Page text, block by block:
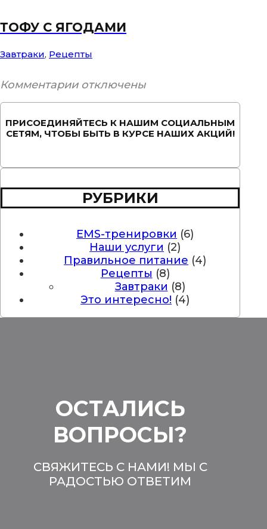
ТОФУ С ЯГОДАМИ
Завтраки, Рецепты
Комментарии отключены
ПРИСОЕДИНЯЙТЕСЬ К НАШИМ СОЦИАЛЬНЫМ
СЕТЯМ, ЧТОБЫ БЫТЬ В КУРСЕ НАШИХ АКЦИЙ!
РУБРИКИ
EMS-тренировки (6)
Наши услуги (2)
Правильное питание (4)
Рецепты (8)
Завтраки (8)
Это интересно! (4)
ОСТАЛИСЬ
ВОПРОСЫ?
СВЯЖИТЕСЬ С НАМИ! МЫ С
РАДОСТЬЮ ОТВЕТИМ